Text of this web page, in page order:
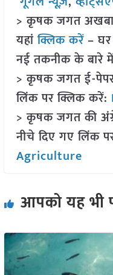
> कृषक जगत
यहांक्लिक करें– घर
नई तकनीक के बारे
> कृषक जगत ई-
लिंक पर क्लिक करें:
> कृषक जगत की
नीचे दिए गए लिंक
Agriculture
आपको यह